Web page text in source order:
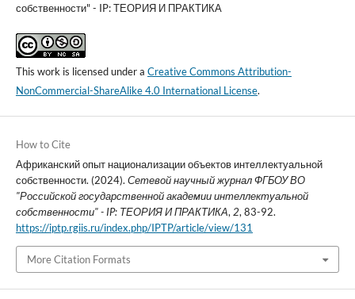
собственности" - IP: ТЕОРИЯ И ПРАКТИКА
This work is licensed under a Creative Commons Attribution-
NonCommercial-ShareAlike 4.0 International License.
How to Cite
Африканский опыт национализации объектов интеллектуальной
собственности. (2024). Сетевой научный журнал ФГБОУ ВО
"Российской государственной академии интеллектуальной
собственности" - IP: ТЕОРИЯ И ПРАКТИКА, 2, 83-92.
https://iptp.rgiis.ru/index.php/IPTP/article/view/131
More Citation Formats